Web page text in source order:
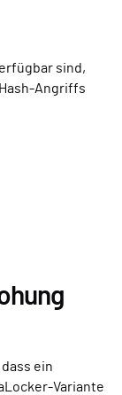
sind,
Angriffs
ein
Variante